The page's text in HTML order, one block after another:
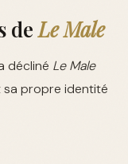
deLe Male
décliné Le Male
sa propre identité